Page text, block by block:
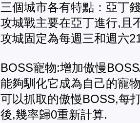
三個城市各有特點：亞丁
攻城戰主要在亞丁進行,且
攻城固定為每週三和週六
BOSS寵物:增加傲慢
能夠馴化它成為自己的寵
可以抓取的傲慢BOSS,每
後,幾率歸0重新計算.